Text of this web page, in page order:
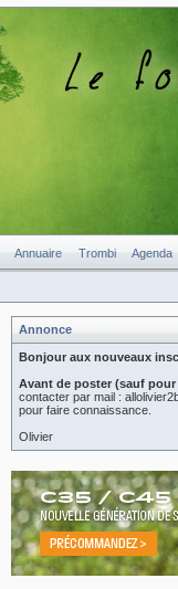
Annuaire Trombi Agenda
Annonce
Bonjour aux nouveaux
Avant de poster (sauf
contacter par mail :
pour faire connaissance.
Olivier